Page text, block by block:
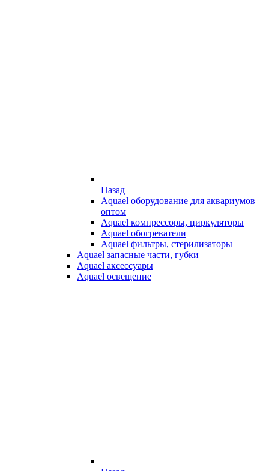
Назад
Aquael оборудование для аквариумов
оптом
Aquael компрессоры, циркуляторы
Aquael обогреватели
Aquael фильтры, стерилизаторы
Aquael запасные части, губки
Aquael аксессуары
Aquael освещение